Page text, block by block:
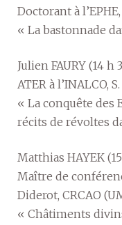
Doctorant à
« La bastonnade
Julien FAURY (14 h
ATER à l’INALCO, S.
« La conquête des
récits de révoltes
Matthias HAYEK
Maître de
Diderot, CRCAO
« Châtiments